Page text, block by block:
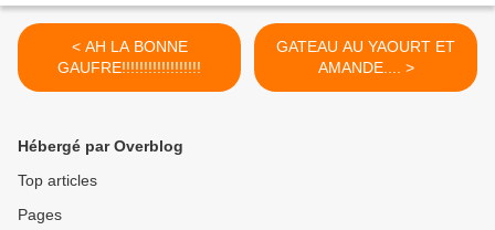
< AH LA BONNE
GAUFRE!!!!!!!!!!!!!!!!!!
GATEAU AU YAOURT ET
AMANDE.... >
Hébergé par Overblog
Top articles
Pages